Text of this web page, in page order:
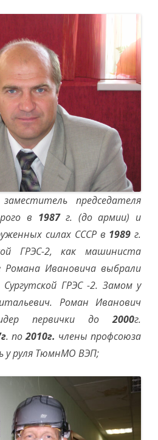
председателя
в 1987г. (до армии) и
силах СССР в 1989 г.
ГРЭС-2, как машиниста
Романа Ивановича выбрали
ГРЭС -2. Замом у
Роман Иванович
первички до2000г.
. по2010г. члены профсоюза
у руля ТюмнМО ВЭП;